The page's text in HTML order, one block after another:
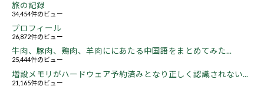
旅の記録
34,454件のビュー
プロフィール
26,872件のビュー
牛肉、豚肉、鶏肉、羊肉ににあたる中国語をまとめてみた...
25,444件のビュー
増設メモリがハードウェア予約済みとなり正しく認識されない...
21,165件のビュー